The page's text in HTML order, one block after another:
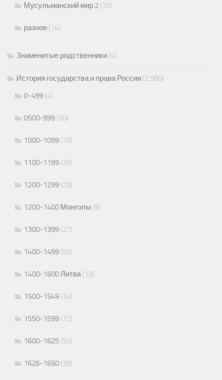
Мусульманский мир 2 (70)
разное (14)
Знаменитые родственники (4)
История государства и права России (2 580)
0-499 (4)
0500-999 (50)
1000-1099 (19)
1100-1199 (36)
1200-1299 (29)
1200-1400 Монголы (9)
1300-1399 (27)
1400-1499 (56)
1400-1600 Литва(13)
1500-1549 (34)
1550-1599 (72)
1600-1625 (50)
1626-1650 (38)